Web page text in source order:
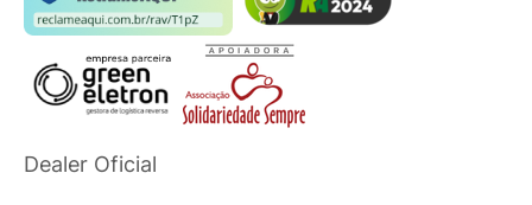
Dealer Oficial